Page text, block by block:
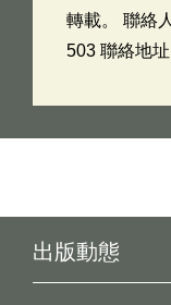
轉載。 聯絡
503 聯絡地
出版動態